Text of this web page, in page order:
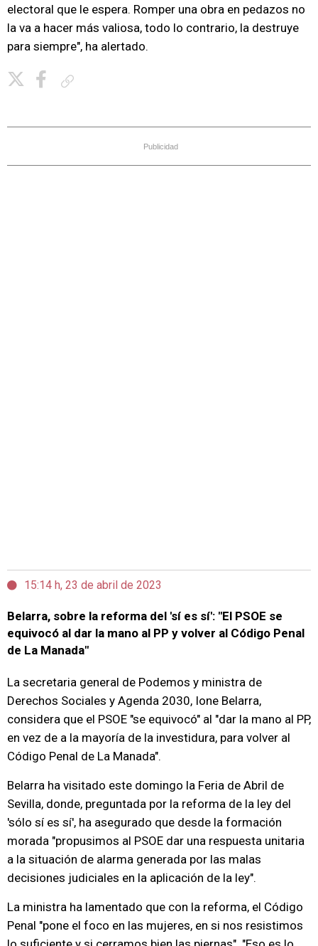
electoral que le espera. Romper una obra en pedazos no
la va a hacer más valiosa, todo lo contrario, la destruye
para siempre", ha alertado.
Publicidad
15:14 h, 23 de abril de 2023
Belarra, sobre la reforma del 'sí es sí': "El PSOE se
equivocó al dar la mano al PP y volver al Código Penal
de La Manada"
La secretaria general de Podemos y ministra de
Derechos Sociales y Agenda 2030, Ione Belarra,
considera que el PSOE "se equivocó" al "dar la mano al PP,
en vez de a la mayoría de la investidura, para volver al
Código Penal de La Manada".
Belarra ha visitado este domingo la Feria de Abril de
Sevilla, donde, preguntada por la reforma de la ley del
'sólo sí es sí', ha asegurado que desde la formación
morada "propusimos al PSOE dar una respuesta unitaria
a la situación de alarma generada por las malas
decisiones judiciales en la aplicación de la ley".
La ministra ha lamentado que con la reforma, el Código
Penal "pone el foco en las mujeres, en si nos resistimos